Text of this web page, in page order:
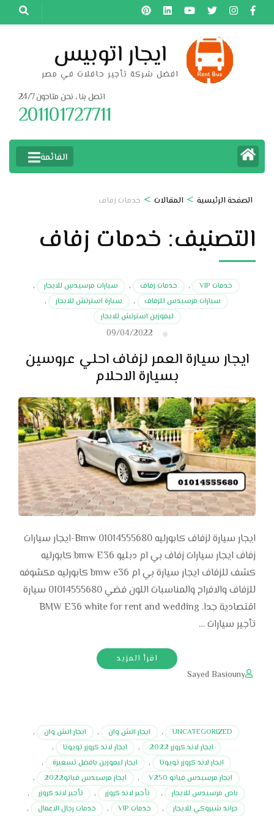
تخطى
إلى
ايجار اتوبيس
افضل شركة تأجير حافلات في مصر
اتصل بنا ، نحن متاحون 24/7
201101727711
القائمة
الصفحة الرئيسية > المقالات > خدمات زفاف
التصنيف: خدمات زفاف
خدمات VIP , خدمات زفاف , سيارات مرسيدس للايجار
,
سيارات مرسيدس للزفاف
, سيارة استرتش للايجار
,
ليموزين استرتش للايجار
09/04/2022
ايجار سيارة العمر لزفاف احلي عروسين
بسيارة الاحلام
ايجار سيارة لزفاف كابورليه Bmw 01014555680-ايجار سيارات
زفاف ايجار سيارات زفاف بي ام دبليو bmw E36 كابورليه
كشف للزفاف ايجار سيارة بي ام bmw e36 كابورليه مكشوفه
للزفاف والافراح والمناسبات اللون فضي 01014555680 سيارة
اقتصادية جدا. BMW E36 white for rent and wedding
تأجير سيارات …
اقرأ المزيد
Sayed Basiouny
UNCATEGORIZED
, ايجار اتش وان , ايجار اتش وان
,
ايجار لاند كروزر 2022
, ايجار لاند كروزر تويوتا
,
ايجار لاند كروزر تويوتا
, ايجار ليموزين بافضل تسعيرة
,
ايجار مرسيدس فيانو V250
, ايجار مرسيدس فيانو2022
,
باص مرسيدس للايجار
, تأجير لاند كروزر , تأجير لاند كروزر
,
جراند شيروكي للايجار
, خدمات VIP , خدمات رجال الاعمال
,